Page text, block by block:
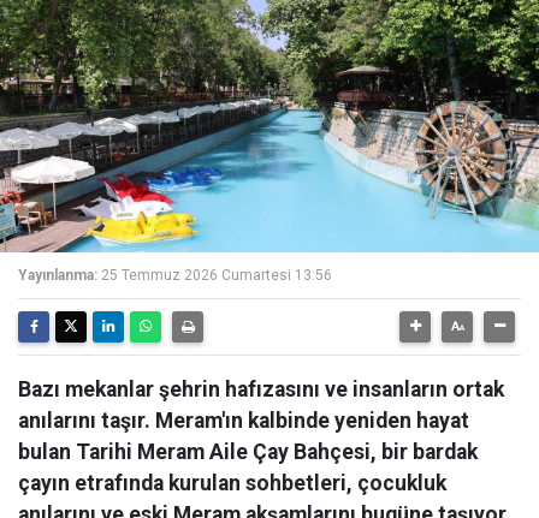
Yayınlanma: 25 Temmuz 2026 Cumartesi 13:56
Bazı mekanlar şehrin hafızasını ve insanların ortak
anılarını taşır. Meram'ın kalbinde yeniden hayat
bulan Tarihi Meram Aile Çay Bahçesi, bir bardak
çayın etrafında kurulan sohbetleri, çocukluk